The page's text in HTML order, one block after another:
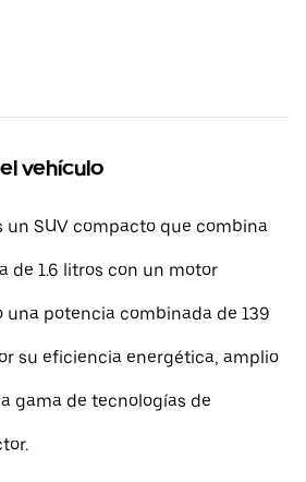
vehículo
un SUV compacto que combina
de 1.6 litros con un motor
potencia combinada de 139
su eficiencia energética, amplio
gama de tecnologías de